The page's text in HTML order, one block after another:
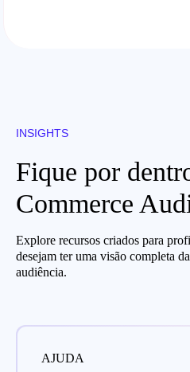
INSIGHTS
Fique por
Commerce
Explore recursos criados para
desejam ter uma visão completa
audiência.
AJUDA